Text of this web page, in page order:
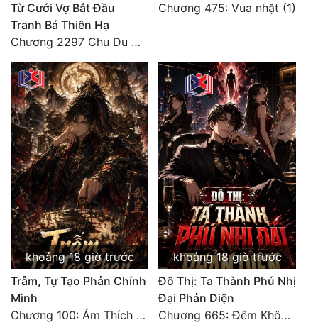
Từ Cưới Vợ Bắt Đầu
Tranh Bá Thiên Hạ
Chương 2297 Chu Du Du mang thai
Chương 475: Vua nhặt (1)
khoảng 18 giờ trước
Trẫm, Tự Tạo Phản Chính
Mình
Chương 100: Ám Thích Trên Vân Sơn
khoảng 18 giờ trước
Đô Thị: Ta Thành Phú Nhị
Đại Phản Diện
Chương 665: Đêm Không Dấu Vết